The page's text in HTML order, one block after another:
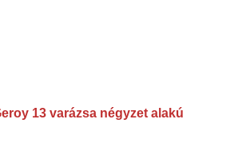
13 varázsa négyzet alakú